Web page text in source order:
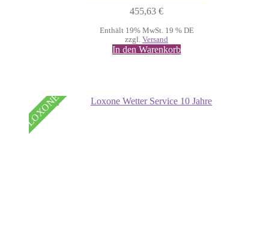
455,63 €
Enthält 19% MwSt. 19 % DE
zzgl. Versand
In den Warenkorb
LOXONE